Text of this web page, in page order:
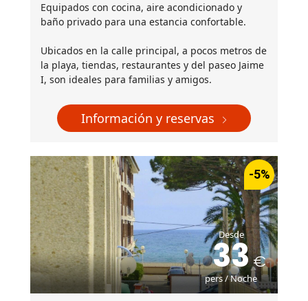
Equipados con cocina, aire acondicionado y
baño privado para una estancia confortable.
Ubicados en la calle principal, a pocos metros de
la playa, tiendas, restaurantes y del paseo Jaime
I, son ideales para familias y amigos.
Información y reservas
-5%
Desde
33
pers / Noche